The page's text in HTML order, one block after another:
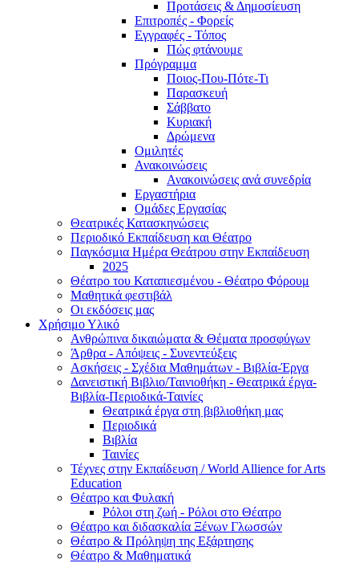
Προτάσεις & Δημοσίευση
Επιτροπές - Φορείς
Εγγραφές - Τόπος
Πώς φτάνουμε
Πρόγραμμα
Ποιος-Που-Πότε-Τι
Παρασκευή
Σάββατο
Κυριακή
Δρώμενα
Ομιλητές
Ανακοινώσεις
Ανακοινώσεις ανά συνεδρία
Εργαστήρια
Ομάδες Εργασίας
Θεατρικές Κατασκηνώσεις
Περιοδικό Εκπαίδευση και Θέατρο
Παγκόσμια Ημέρα Θεάτρου στην Εκπαίδευση
2025
Θέατρο του Καταπιεσμένου - Θέατρο Φόρουμ
Μαθητικά φεστιβάλ
Οι εκδόσεις μας
Χρήσιμο Υλικό
Ανθρώπινα δικαιώματα & Θέματα προσφύγων
Άρθρα - Απόψεις - Συνεντεύξεις
Ασκήσεις - Σχέδια Μαθημάτων - Βιβλία-Έργα
Δανειστική Βιβλιο/Ταινιοθήκη - Θεατρικά έργα-
Βιβλία-Περιοδικά-Ταινίες
Θεατρικά έργα στη βιβλιοθήκη μας
Περιοδικά
Βιβλία
Ταινίες
Τέχνες στην Εκπαίδευση / World Allience for Arts
Education
Θέατρο και Φυλακή
Ρόλοι στη ζωή - Ρόλοι στο Θέατρο
Θέατρο και διδασκαλία Ξένων Γλωσσών
Θέατρο & Πρόληψη της Εξάρτησης
Θέατρο & Μαθηματικά